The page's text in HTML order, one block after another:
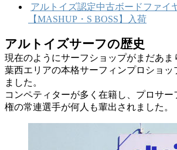
アルトイズ認定中古ボードファイ
【MASHUP・S BOSS】入荷
アルトイズサーフの歴史
現在のようにサーフショップがまだあま
葉西エリアの本格サーフィンプロショッ
ました。
コンペティターが多く在籍し、プロサ
権の常連選手が何人も輩出されました。